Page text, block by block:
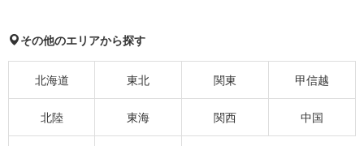
その他のエリアから探す
北海道 東北 関東 甲信越
北陸 東海 関西 中国